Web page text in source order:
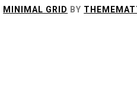
MINIMAL GRID BY